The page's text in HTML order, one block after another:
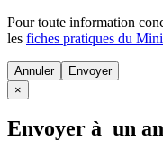
Pour toute information
les fiches pratiques du
Annuler
×
Envoyer à un